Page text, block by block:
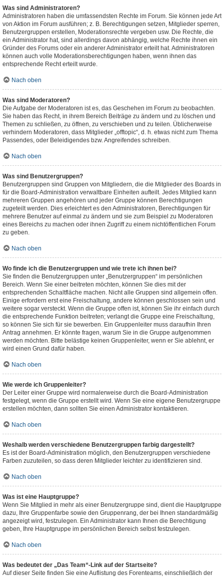
Was sind Administratoren?
Administratoren haben die umfassendsten Rechte im Forum. Sie können jede Art
von Aktion im Forum ausführen; z. B. Berechtigungen setzen, Mitglieder sperren,
Benutzergruppen erstellen, Moderationsrechte vergeben usw. Die Rechte, die
ein Administrator hat, sind allerdings davon abhängig, welche Rechte ihnen ein
Gründer des Forums oder ein anderer Administrator erteilt hat. Administratoren
können auch volle Moderationsberechtigungen haben, wenn ihnen das
entsprechende Recht erteilt wurde.
Nach oben
Was sind Moderatoren?
Die Aufgabe der Moderatoren ist es, das Geschehen im Forum zu beobachten.
Sie haben das Recht, in ihrem Bereich Beiträge zu ändern und zu löschen und
Themen zu schließen, zu öffnen, zu verschieben und zu teilen. Üblicherweise
verhindern Moderatoren, dass Mitglieder „offtopic“, d. h. etwas nicht zum Thema
Passendes, oder Beleidigendes bzw. Angreifendes schreiben.
Nach oben
Was sind Benutzergruppen?
Benutzergruppen sind Gruppen von Mitgliedern, die die Mitglieder des Boards in
für die Board-Administration verwaltbare Einheiten aufteilt. Jedes Mitglied kann
mehreren Gruppen angehören und jeder Gruppe können Berechtigungen
zugeteilt werden. Dies erleichtert es den Administratoren, Berechtigungen für
mehrere Benutzer auf einmal zu ändern und sie zum Beispiel zu Moderatoren
eines Bereichs zu machen oder ihnen Zugriff zu einem nichtöffentlichen Forum
zu geben.
Nach oben
Wo finde ich die Benutzergruppen und wie trete ich ihnen bei?
Sie finden die Benutzergruppen unter „Benutzergruppen“ im persönlichen
Bereich. Wenn Sie einer beitreten möchten, können Sie dies mit der
entsprechenden Schaltfläche machen. Nicht alle Gruppen sind allgemein offen.
Einige erfordern erst eine Freischaltung, andere können geschlossen sein und
weitere sogar versteckt. Wenn die Gruppe offen ist, können Sie ihr einfach durch
die entsprechende Funktion beitreten; verlangt die Gruppe eine Freischaltung,
so können Sie sich für sie bewerben. Ein Gruppenleiter muss daraufhin Ihren
Antrag annehmen. Er könnte fragen, warum Sie in die Gruppe aufgenommen
werden möchten. Bitte belästige keinen Gruppenleiter, wenn er Sie ablehnt, er
wird einen Grund dafür haben.
Nach oben
Wie werde ich Gruppenleiter?
Der Leiter einer Gruppe wird normalerweise durch die Board-Administration
festgelegt, wenn die Gruppe erstellt wird. Wenn Sie eine eigene Benutzergruppe
erstellen möchten, dann sollten Sie einen Administrator kontaktieren.
Nach oben
Weshalb werden verschiedene Benutzergruppen farbig dargestellt?
Es ist der Board-Administration möglich, den Benutzergruppen verschiedene
Farben zuzuteilen, so dass deren Mitglieder leichter zu identifizieren sind.
Nach oben
Was ist eine Hauptgruppe?
Wenn Sie Mitglied in mehr als einer Benutzergruppe sind, dient die Hauptgruppe
dazu, Ihre Gruppenfarbe sowie den Gruppenrang, der bei Ihnen standardmäßig
angezeigt wird, festzulegen. Ein Administrator kann Ihnen die Berechtigung
geben, Ihre Hauptgruppe im persönlichen Bereich selbst festzulegen.
Nach oben
Was bedeutet der „Das Team“-Link auf der Startseite?
Auf dieser Seite finden Sie eine Auflistung des Forenteams, einschließlich der